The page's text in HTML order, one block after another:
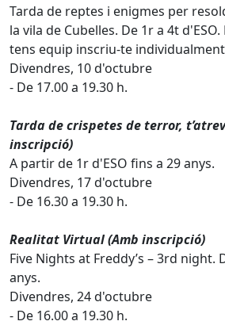
Tarda de reptes i enigmes per
la vila de Cubelles. De 1r a 4t
tens equip inscriu-te
Divendres, 10 d'octubre
- De 17.00 a 19.30 h.
Tarda de crispetes de terror,
inscripció)
A partir de 1r d'ESO fins a 29 anys.
Divendres, 17 d'octubre
- De 16.30 a 19.30 h.
Realitat Virtual (Amb inscripció)
Five Nights at Freddy’s – 3rd night.
anys.
Divendres, 24 d'octubre
- De 16.00 a 19.30 h.